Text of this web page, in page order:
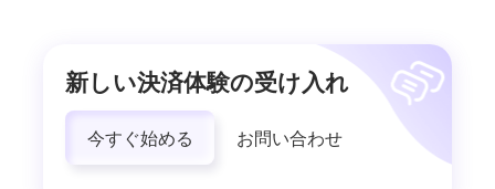
新しい決済体験の受け入れ
今すぐ始める お問い合わせ